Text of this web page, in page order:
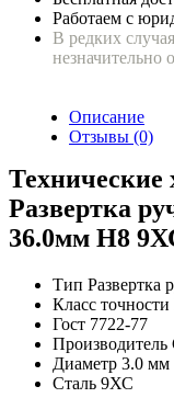
Работаем с
В редких
незначительно
Описание
Отзывы (0)
Технические
Развертка
36.0мм H8
Тип Развертка
Класс точности
Гост 7722-77
Производитель
Диаметр 3.0 мм
Сталь 9ХС